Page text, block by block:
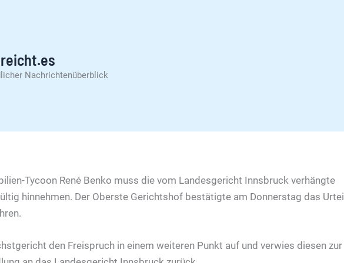
Nachrichtenüberblick
Tycoon René Benko muss die vom Landesgericht Innsbruck verhängte
hinnehmen. Der Oberste Gerichtshof bestätigte am Donnerstag das Urteil
den Freispruch in einem weiteren Punkt auf und verwies diesen zur